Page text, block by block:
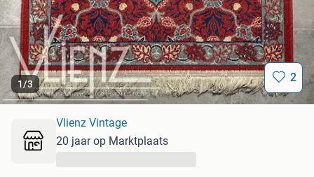
1/3 2
Vlienz Vintage
20 jaar op Marktplaats